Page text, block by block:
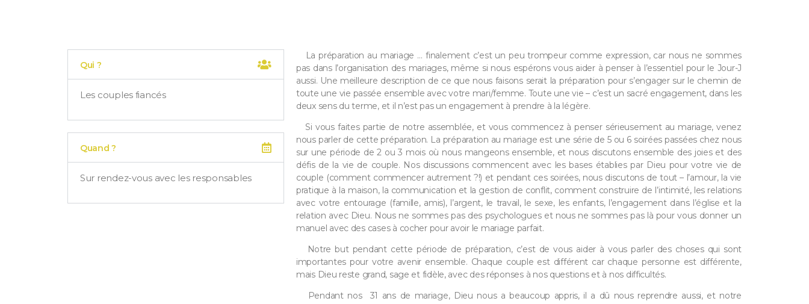
Qui ?
Les couples fiancés
Quand ?
Sur rendez-vous avec les responsables
La préparation au mariage … finalement c’est un peu trompeur comme expression, car nous ne sommes
pas dans l’organisation des mariages, même si nous espérons vous aider à penser à l’essentiel pour le Jour-J
aussi. Une meilleure description de ce que nous faisons serait la préparation pour s’engager sur le chemin de
toute une vie passée ensemble avec votre mari/femme. Toute une vie – c’est un sacré engagement, dans les
deux sens du terme, et il n’est pas un engagement à prendre à la légère.
Si vous faites partie de notre assemblée, et vous commencez à penser sérieusement au mariage, venez
nous parler de cette préparation. La préparation au mariage est une série de 5 ou 6 soirées passées chez nous
sur une période de 2 ou 3 mois où nous mangeons ensemble, et nous discutons ensemble des joies et des
défis de la vie de couple. Nos discussions commencent avec les bases établies par Dieu pour votre vie de
couple (comment commencer autrement ?!) et pendant ces soirées, nous discutons de tout – l’amour, la vie
pratique à la maison, la communication et la gestion de conflit, comment construire de l’intimité, les relations
avec votre entourage (famille, amis), l’argent, le travail, le sexe, les enfants, l’engagement dans l’église et la
relation avec Dieu. Nous ne sommes pas des psychologues et nous ne sommes pas là pour vous donner un
manuel avec des cases à cocher pour avoir le mariage parfait.
Notre but pendant cette période de préparation, c’est de vous aider à vous parler des choses qui sont
importantes pour votre avenir ensemble. Chaque couple est différent car chaque personne est différente,
mais Dieu reste grand, sage et fidèle, avec des réponses à nos questions et à nos difficultés.
Pendant nos 31 ans de mariage, Dieu nous a beaucoup appris, il a dû nous reprendre aussi, et notre